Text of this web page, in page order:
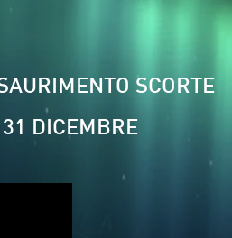
SCORTE
DICEMBRE